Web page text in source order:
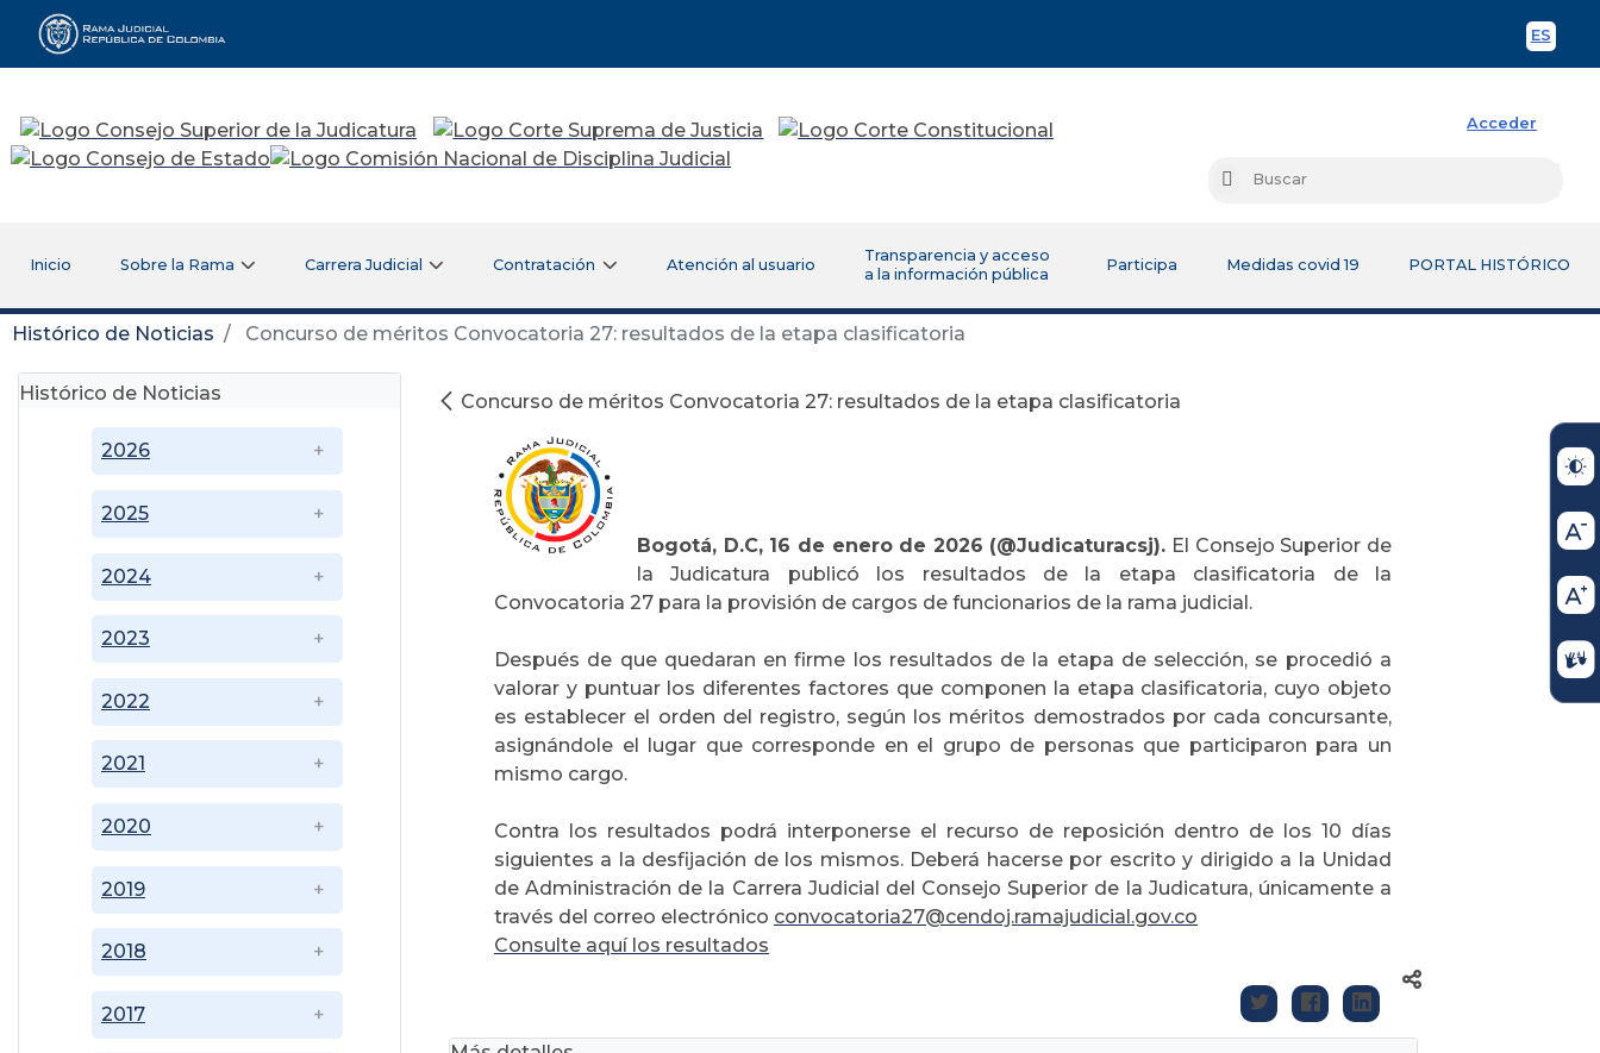
ES
Rama Judicial
Acceder
Buscar
Inicio Sobre la Rama Carrera Judicial Contratación Atención al usuario
Transparencia y acceso
a la información pública
Participa Medidas covid 19 PORTAL HISTÓRICO
Histórico de Noticias Concurso de méritos Convocatoria 27: resultados de la etapa clasificatoria
Histórico de Noticias
2017
2018
2019
2020
2021
2022
2023
2024
2025
2026
Concurso de méritos Convocatoria 27: resultados de la etapa clasificatoria
Bogotá, D.C, 16 de enero de 2026 (@Judicaturacsj). El Consejo Superior de
la Judicatura publicó los resultados de la etapa clasificatoria de la
Convocatoria 27 para la provisión de cargos de funcionarios de la rama judicial.
Después de que quedaran en firme los resultados de la etapa de selección, se procedió a
valorar y puntuar los diferentes factores que componen la etapa clasificatoria, cuyo objeto
es establecer el orden del registro, según los méritos demostrados por cada concursante,
asignándole el lugar que corresponde en el grupo de personas que participaron para un
mismo cargo.
Contra los resultados podrá interponerse el recurso de reposición dentro de los 10 días
siguientes a la desfijación de los mismos. Deberá hacerse por escrito y dirigido a la Unidad
de Administración de la Carrera Judicial del Consejo Superior de la Judicatura, únicamente a
través del correo electrónico convocatoria27@cendoj.ramajudicial.gov.co
Consulte aquí los resultados